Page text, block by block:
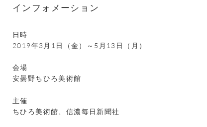
インフォメーション
日時
2019年3月1日（金）～5月13日（月）
会場
安曇野ちひろ美術館
主催
ちひろ美術館、信濃毎日新聞社